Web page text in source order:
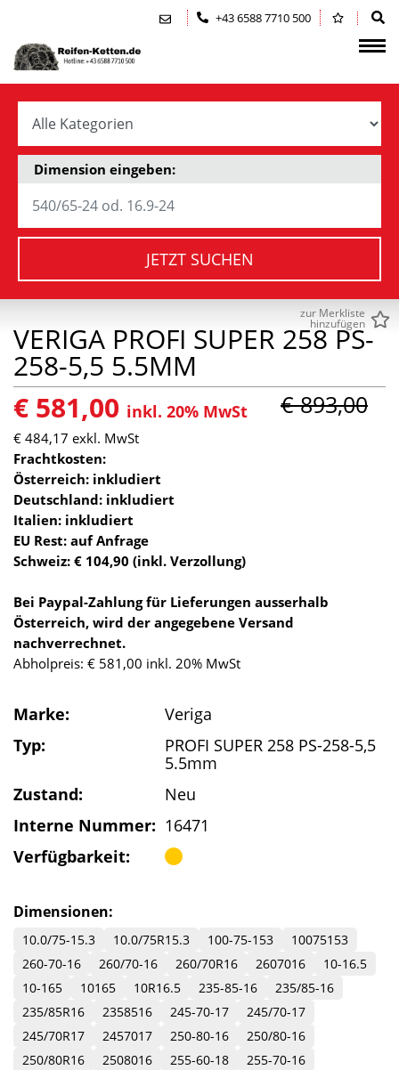
Zum Inhalt springen (Alt+0)
Zum Hauptmenü springen (Alt+1)+43 6588 7710 500
Dimension eingeben:
JETZT SUCHEN
zur Merkliste
hinzufügen
VERIGA PROFI SUPER 258 PS-
258-5,5 5.5MM
€ 581,00 inkl. 20% MwSt € 893,00
€ 484,17 exkl. MwSt
Frachtkosten:
Österreich: inkludiert
Deutschland: inkludiert
Italien: inkludiert
EU Rest: auf Anfrage
Schweiz: € 104,90 (inkl. Verzollung)
Bei Paypal-Zahlung für Lieferungen ausserhalb
Österreich, wird der angegebene Versand
nachverrechnet.
Abholpreis: € 581,00 inkl. 20% MwSt
Marke:
Veriga
Typ:
PROFI SUPER 258 PS-258-5,5
5.5mm
Zustand:
Neu
Interne Nummer: 16471
Verfügbarkeit:
Dimensionen:
10.0/75-15.3 10.0/75R15.3 100-75-153
10075153
260-70-16
260/70-16 260/70R16 2607016
10-16.5
10-165
10165 10R16.5 235-85-16
235/85-16
235/85R16
2358516 245-70-17
245/70-17
245/70R17
2457017 250-80-16
250/80-16
250/80R16
2508016 255-60-18
255-70-16